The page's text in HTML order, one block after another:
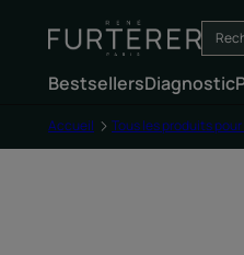
BestsellersDiagnostic
Accueil Tous les produits